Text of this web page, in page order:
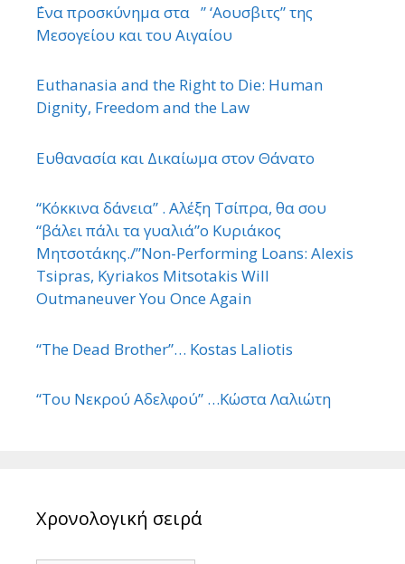
΄Ενα προσκύνημα στα ” ‘Αουσβιτς” της
Μεσογείου και του Αιγαίου
Euthanasia and the Right to Die: Human
Dignity, Freedom and the Law
Ευθανασία και Δικαίωμα στον Θάνατο
“Κόκκινα δάνεια” . Αλέξη Τσίπρα, θα σου
“βάλει πάλι τα γυαλιά”ο Κυριάκος
Μητσοτάκης./”Non-Performing Loans: Alexis
Tsipras, Kyriakos Mitsotakis Will
Outmaneuver You Once Again
“The Dead Brother”… Kostas Laliotis
“Του Νεκρού Αδελφού” …Κώστα Λαλιώτη
Χρονολογική σειρά